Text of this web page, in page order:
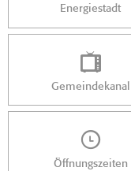
Energiestadt
Gemeindekanal
Öffnungszeiten